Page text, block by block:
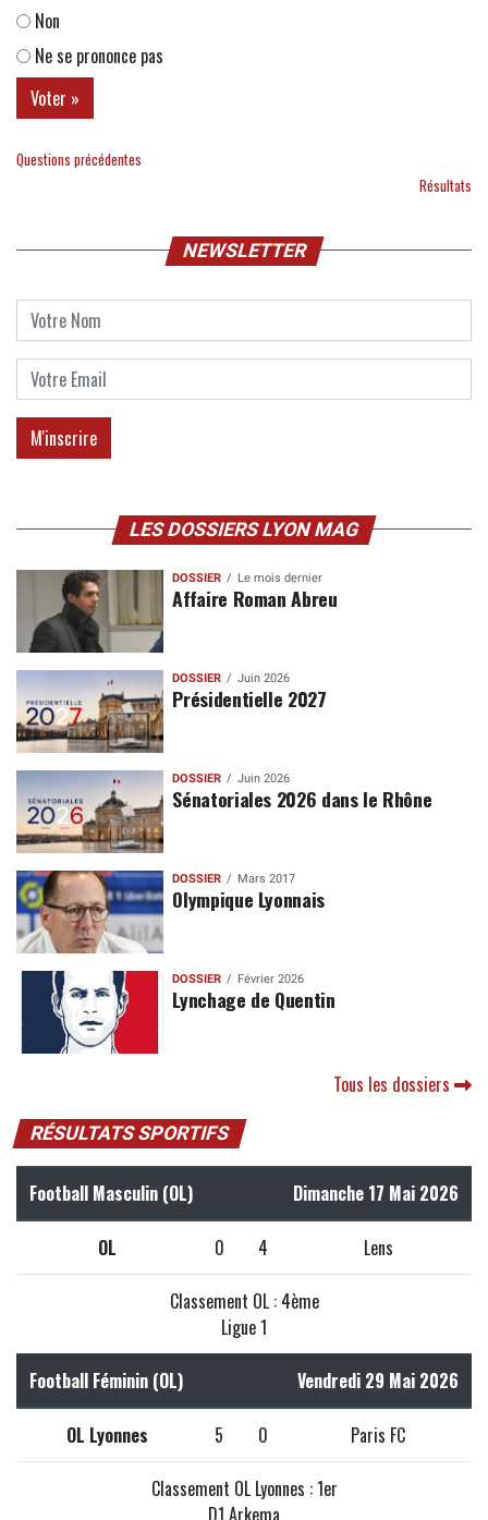
Non
Ne se prononce pas
Questions précédentes
Résultats
NEWSLETTER
LES DOSSIERS LYON MAG
DOSSIER Le mois dernier
Affaire Roman Abreu
DOSSIER Juin 2026
Présidentielle 2027
DOSSIER Juin 2026
Sénatoriales 2026 dans le Rhône
DOSSIER Mars 2017
Olympique Lyonnais
DOSSIER Février 2026
Lynchage de Quentin
Tous les dossiers
RÉSULTATS SPORTIFS
Football Masculin (OL) Dimanche 17 Mai 2026
OL 0 4 Lens
Classement OL : 4ème
Ligue 1
Football Féminin (OL) Vendredi 29 Mai 2026
OL Lyonnes 5 0 Paris FC
Classement OL Lyonnes : 1er
D1 Arkema